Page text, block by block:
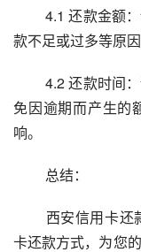
4.1 还款金额：请确保您还款金额的准确性，避免因还
款不足或过多等原
4.2 还款时间：请您在还款日之前或当天进行还款，避
免因逾期而产生的
响。
总结：
卡还款方式，为您